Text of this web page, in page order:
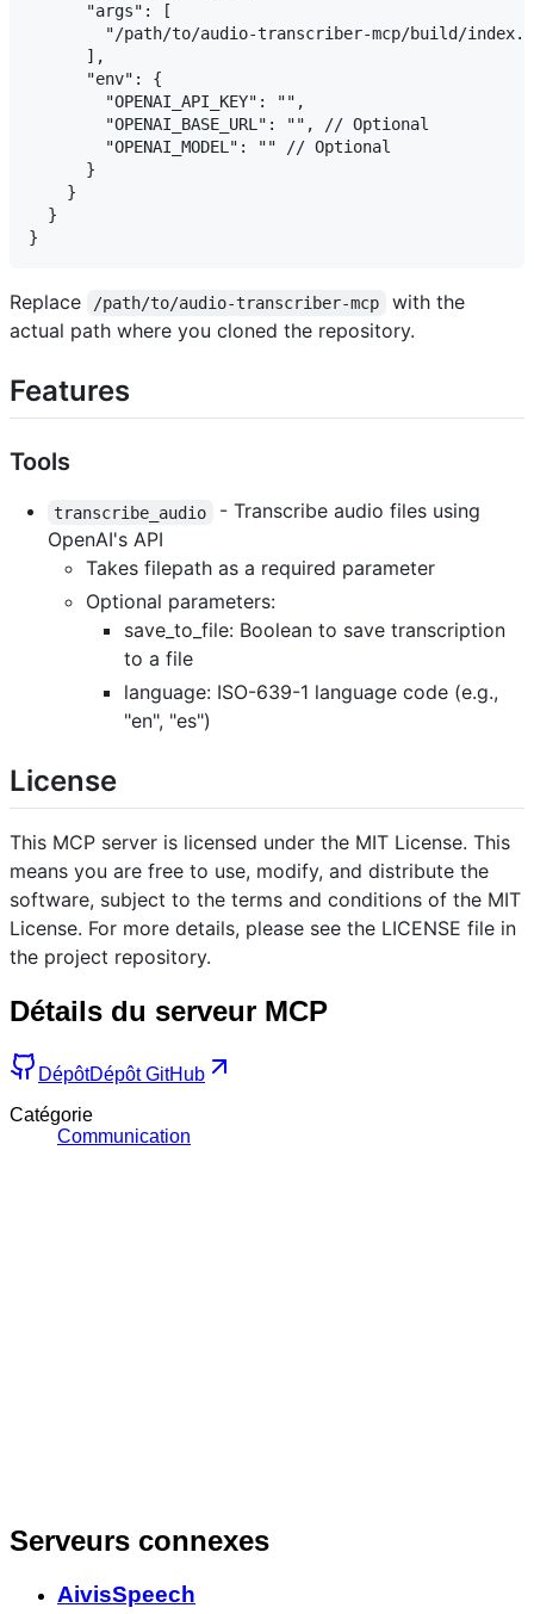
      "args": [
"/path/to/audio-transcriber-mcp/build/
      ],
      "env": {
        "OPENAI_API_KEY": "",
        "OPENAI_BASE_URL": "", // Optional
        "OPENAI_MODEL": "" // Optional
      }
    }
  }
Replace /path/to/audio-transcriber-mcp
with the
actual path where you cloned the repository.
Features
Tools
transcribe_audio
- Transcribe audio files using
OpenAI's API
Takes filepath as a required parameter
Optional parameters:
save_to_file: Boolean to save transcription
to a file
language: ISO-639-1 language code (e.g.,
"en", "es")
License
This MCP server is licensed under the MIT License. This
means you are free to use, modify, and distribute the
software, subject to the terms and conditions of the MIT
License. For more details, please see the LICENSE file in
the project repository.
Détails du serveur MCP
DépôtDépôt GitHub
Catégorie
Communication
Serveurs connexes
AivisSpeech